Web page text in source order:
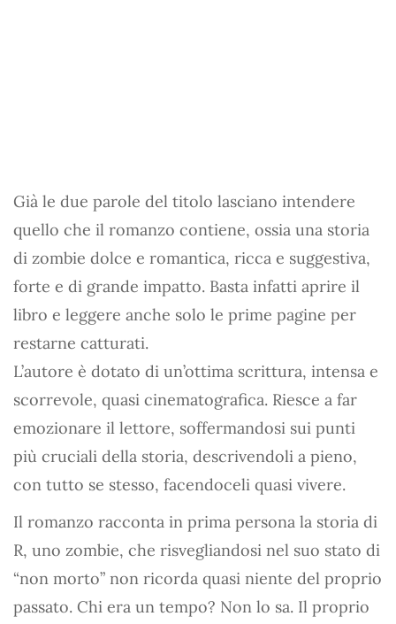
Già le due parole del titolo lasciano intendere
quello che il romanzo contiene, ossia una storia
di zombie dolce e romantica, ricca e suggestiva,
forte e di grande impatto. Basta infatti aprire il
libro e leggere anche solo le prime pagine per
restarne catturati.
L’autore è dotato di un’ottima scrittura, intensa e
scorrevole, quasi cinematografica. Riesce a far
emozionare il lettore, soffermandosi sui punti
più cruciali della storia, descrivendoli a pieno,
con tutto se stesso, facendoceli quasi vivere.
Il romanzo racconta in prima persona la storia di
R, uno zombie, che risvegliandosi nel suo stato di
“non morto” non ricorda quasi niente del proprio
passato. Chi era un tempo? Non lo sa. Il proprio